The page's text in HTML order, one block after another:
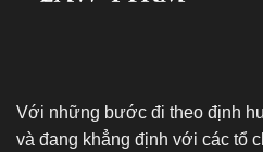
Với những bước đi theo định
và đang khẳng định với các tổ